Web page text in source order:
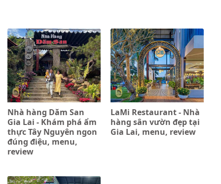
Nhà hàng Dăm San
Gia Lai - Khám phá ẩm
thực Tây Nguyên ngon
đúng điệu, menu,
review
LaMi Restaurant - Nhà
hàng sân vườn đẹp tại
Gia Lai, menu, review